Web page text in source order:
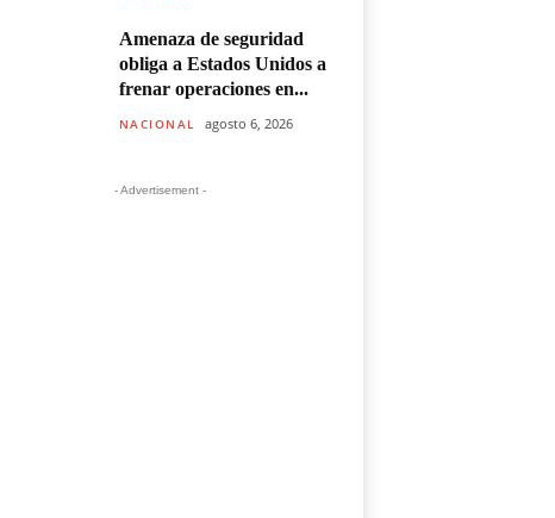
Amenaza de seguridad
obliga a Estados Unidos a
frenar operaciones en...
NACIONAL agosto 6, 2026
- Advertisement -